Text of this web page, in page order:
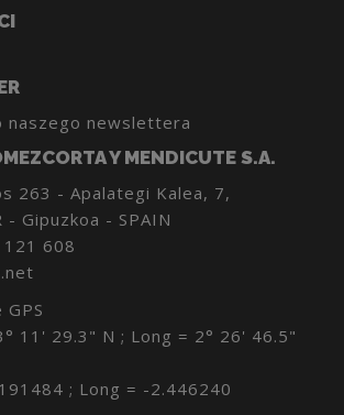
naszego newslettera
Y MENDICUTE S.A.
263 - Apalategi Kalea, 7,
- Gipuzkoa - SPAIN
608
GPS
11' 29.3" N ; Long = 2° 26' 46.5"
; Long = -2.446240